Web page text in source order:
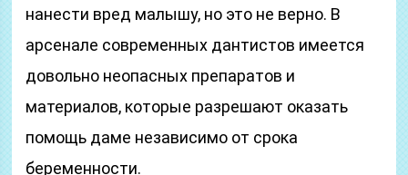
нанести вред малышу, но это не верно. В
арсенале современных дантистов имеется
довольно неопасных препаратов и
материалов, которые разрешают оказать
помощь даме независимо от срока
беременности.